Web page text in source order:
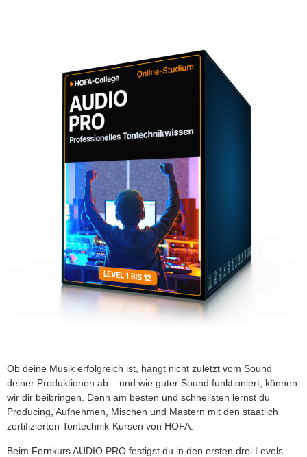
Ob deine Musik erfolgreich ist, hängt nicht zuletzt vom Sound
deiner Produktionen ab – und wie guter Sound funktioniert, können
wir dir beibringen. Denn am besten und schnellsten lernst du
Producing, Aufnehmen, Mischen und Mastern mit den staatlich
zertifizierten Tontechnik-Kursen von HOFA.
Beim Fernkurs AUDIO PRO festigst du in den ersten drei Levels